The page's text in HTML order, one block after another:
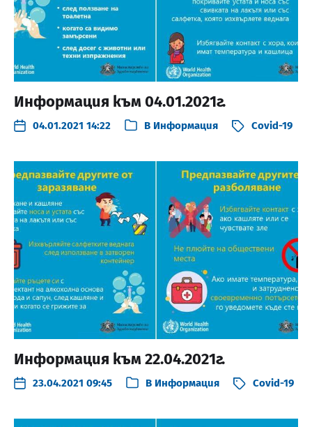
Информация към 04.01.2021г.
04.01.2021 14:22 В Информация Covid-19
Информация към 22.04.2021г.
23.04.2021 09:45 В Информация Covid-19